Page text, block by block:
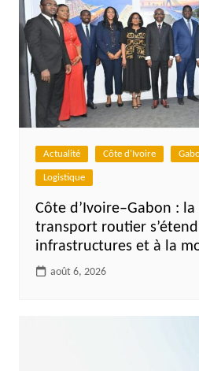
Actualité Côte d'Ivoire
Logistique
Côte d’Ivoire–Gabon :
transport routier
infrastructures et à la
août 6, 2026